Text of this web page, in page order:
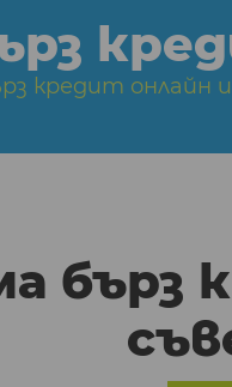
кредит онлайн
бърз